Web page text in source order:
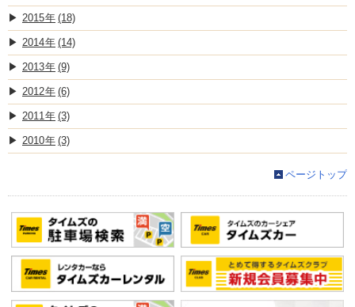
2015 (18)
2014 (14)
2013 (9)
2012 (6)
2011 (3)
2010 (3)
ページトップ